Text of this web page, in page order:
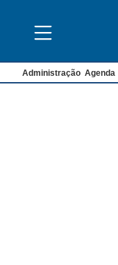
Administração Agenda